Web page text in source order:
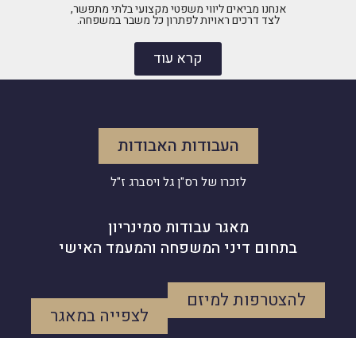
אנחנו מביאים ליווי משפטי מקצועי בלתי מתפשר,
לצד דרכים ראויות לפתרון כל משבר במשפחה.
קרא עוד
העבודות האבודות
לזכרו של רס"ן גל ויסברג ז"ל
מאגר עבודות סמינריון
בתחום דיני המשפחה והמעמד האישי
להצטרפות למיזם
לצפייה במאגר